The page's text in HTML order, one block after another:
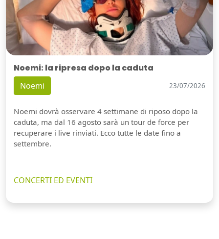
Noemi: la ripresa dopo la caduta
Noemi 23/07/2026
Noemi dovrà osservare 4 settimane di riposo dopo la
caduta, ma dal 16 agosto sarà un tour de force per
recuperare i live rinviati. Ecco tutte le date fino a
settembre.
CONCERTI ED EVENTI